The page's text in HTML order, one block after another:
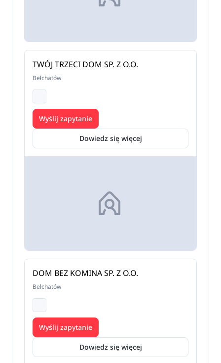
TWÓJ TRZECI DOM SP. Z O.O.
Bełchatów
Dowiedz się więcej
Wyślij zapytanie
DOM BEZ KOMINA SP. Z O.O.
Bełchatów
Dowiedz się więcej
Wyślij zapytanie